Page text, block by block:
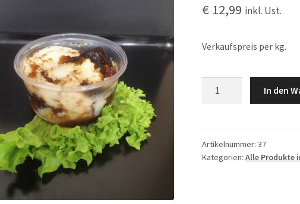
€ 12,99 inkl. Ust.
Verkaufspreis per kg.
In den
Artikelnummer: 37
Kategorien: Alle Produkte